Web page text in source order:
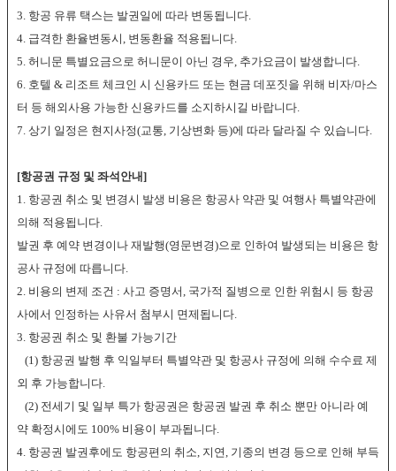
3. 항공 유류 택스는 발권일에 따라 변동됩니다.
4. 급격한 환율변동시, 변동환율 적용됩니다.
5. 허니문 특별요금으로 허니문이 아닌 경우, 추가요금이 발생합니다.
6. 호텔 & 리조트 체크인 시 신용카드 또는 현금 데포짓을 위해 비자/마스
터 등 해외사용 가능한 신용카드를 소지하시길 바랍니다.
7. 상기 일정은 현지사정(교통, 기상변화 등)에 따라 달라질 수 있습니다.
[항공권 규정 및 좌석안내]
1. 항공권 취소 및 변경시 발생 비용은 항공사 약관 및 여행사 특별약관에
의해 적용됩니다.
발권 후 예약 변경이나 재발행(영문변경)으로 인하여 발생되는 비용은 항
공사 규정에 따릅니다.
2. 비용의 변제 조건 : 사고 증명서, 국가적 질병으로 인한 위험시 등 항공
사에서 인정하는 사유서 첨부시 면제됩니다.
3. 항공권 취소 및 환불 가능기간
(1) 항공권 발행 후 익일부터 특별약관 및 항공사 규정에 의해 수수료 제
외 후 가능합니다.
(2) 전세기 및 일부 특가 항공권은 항공권 발권 후 취소 뿐만 아니라 예
약 확정시에도 100% 비용이 부과됩니다.
4. 항공권 발권후에도 항공편의 취소, 지연, 기종의 변경 등으로 인해 부득